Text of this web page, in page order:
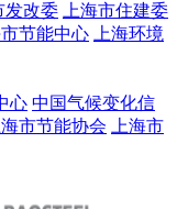
发改委
上海市住建委
市节能中心
上海环境
心 中国气候变化信
海市节能协会
上海市